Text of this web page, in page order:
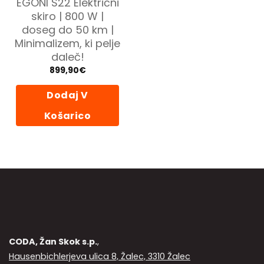
skiro | 800 W |
doseg do 50 km |
Minimalizem, ki pelje
daleč!
899,90€
Dodaj V
Košarico
CODA, Žan Skok s.p.,
Hausenbichlerjeva ulica 8, Žalec, 3310 Žalec